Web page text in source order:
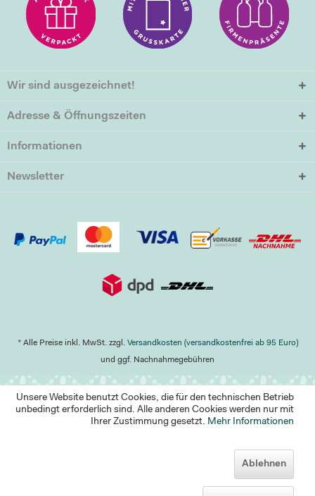
Wir sind ausgezeichnet!
Adresse & Öffnungszeiten
Informationen
Newsletter
* Alle Preise inkl. MwSt. zzgl. Versandkosten (versandkostenfrei ab 95 Euro)
und ggf. Nachnahmegebühren
Unsere Website benutzt Cookies, die für den technischen Betrieb
unbedingt erforderlich sind. Alle anderen Cookies werden nur mit
Ihrer Zustimmung gesetzt. Mehr Informationen
Ablehnen